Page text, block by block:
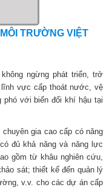
TRƯỜNG VIỆT
ngừng phát triển, trở
lĩnh vực cấp thoát nước, vệ
với biến đổi khí hậu tại
gia cao cấp có năng
đủ khả năng và năng lực
gồm từ khâu nghiên cứu,
sát; thiết kế đến quản lý
v.v. cho các dự án cấp